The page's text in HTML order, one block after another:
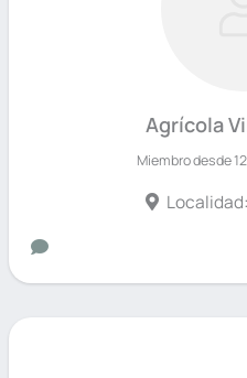
Agrícola
Miembro desde